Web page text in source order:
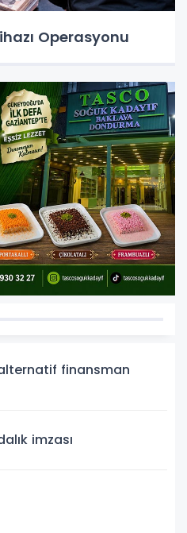
Operasyonu
finansman
imzası